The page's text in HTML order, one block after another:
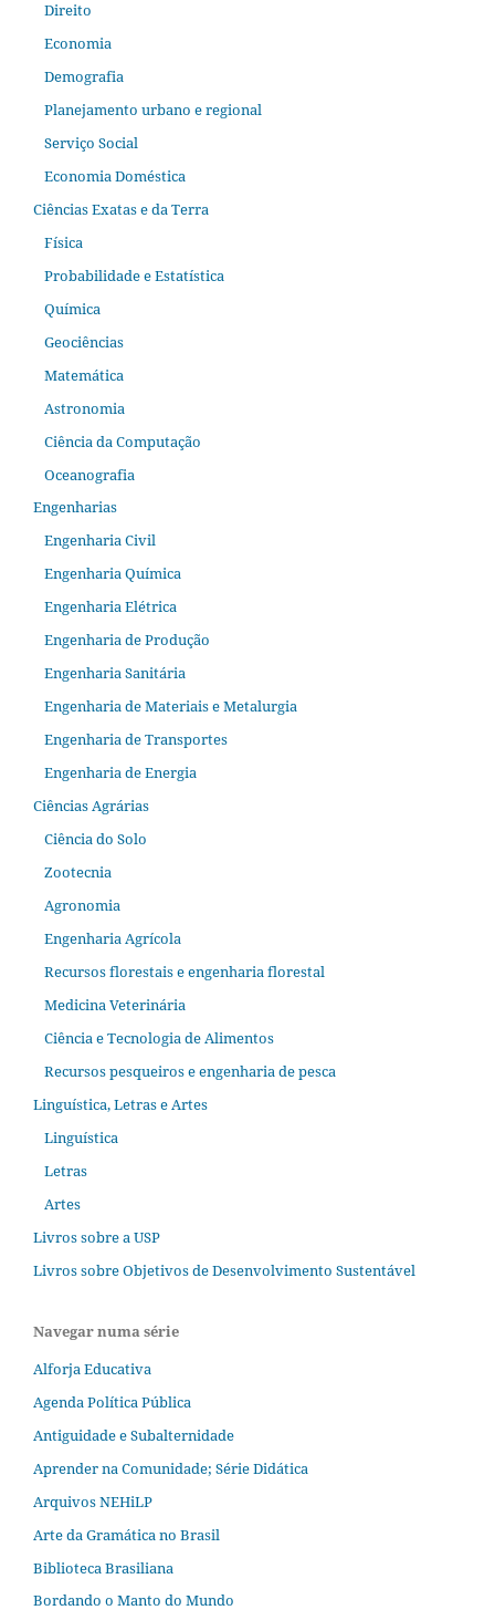
Direito
Economia
Demografia
Planejamento urbano e regional
Serviço Social
Economia Doméstica
Ciências Exatas e da Terra
Física
Probabilidade e Estatística
Química
Geociências
Matemática
Astronomia
Ciência da Computação
Oceanografia
Engenharias
Engenharia Civil
Engenharia Química
Engenharia Elétrica
Engenharia de Produção
Engenharia Sanitária
Engenharia de Materiais e Metalurgia
Engenharia de Transportes
Engenharia de Energia
Ciências Agrárias
Ciência do Solo
Zootecnia
Agronomia
Engenharia Agrícola
Recursos florestais e engenharia florestal
Medicina Veterinária
Ciência e Tecnologia de Alimentos
Recursos pesqueiros e engenharia de pesca
Linguística, Letras e Artes
Linguística
Letras
Artes
Livros sobre a USP
Livros sobre Objetivos de Desenvolvimento Sustentável
Navegar numa série
Alforja Educativa
Agenda Política Pública
Antiguidade e Subalternidade
Aprender na Comunidade; Série Didática
Arquivos NEHiLP
Arte da Gramática no Brasil
Biblioteca Brasiliana
Bordando o Manto do Mundo